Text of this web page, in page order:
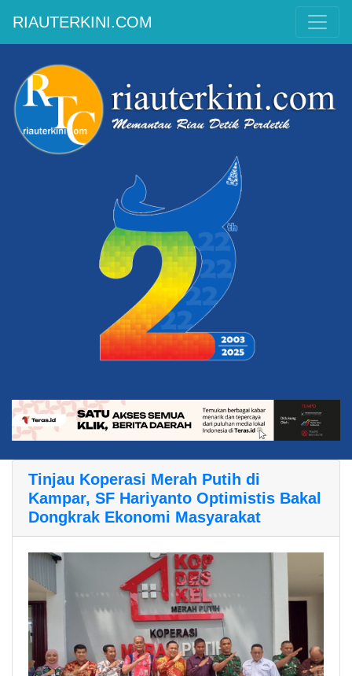
RIAUTERKINI.COM
Tinjau Koperasi Merah Putih di
Kampar, SF Hariyanto Optimistis Bakal
Dongkrak Ekonomi Masyarakat